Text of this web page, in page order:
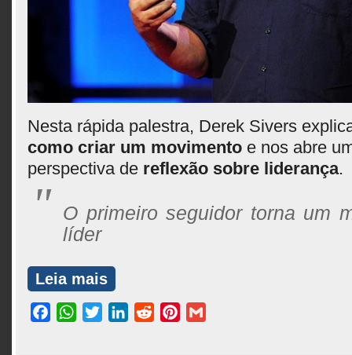
Nesta rápida palestra, Derek Sivers
como criar um movimento e nos abre
perspectiva de reflexão sobre liderança.
O primeiro seguidor torna um
líder
Leia mais
FacebookWhatsApp
TwitterLinkedInRedditPinterest